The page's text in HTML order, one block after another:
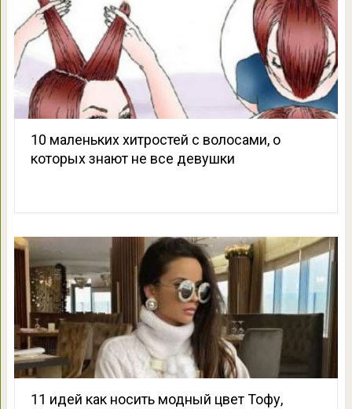
10 маленьких хитростей с волосами, о
которых знают не все девушки
11 идей как носить модный цвет Тофу,